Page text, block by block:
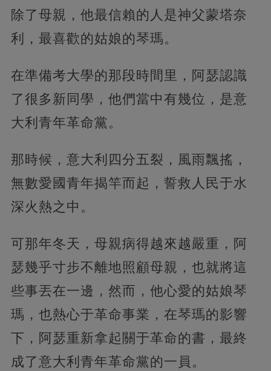
除了母親，他最信賴的人是神父蒙塔奈
利，最喜歡的姑娘的琴瑪。
在準備考大學的那段時間里，阿瑟認識
了很多新同學，他們當中有幾位，是意
大利青年革命黨。
那時候，意大利四分五裂，風雨飄搖，
無數愛國青年揭竿而起，誓救人民于水
深火熱之中。
可那年冬天，母親病得越來越嚴重，阿
瑟幾乎寸步不離地照顧母親，也就將這
些事丟在一邊，然而，他心愛的姑娘琴
瑪，也熱心于革命事業，在琴瑪的影響
下，阿瑟重新拿起關于革命的書，最終
成了意大利青年革命黨的一員。